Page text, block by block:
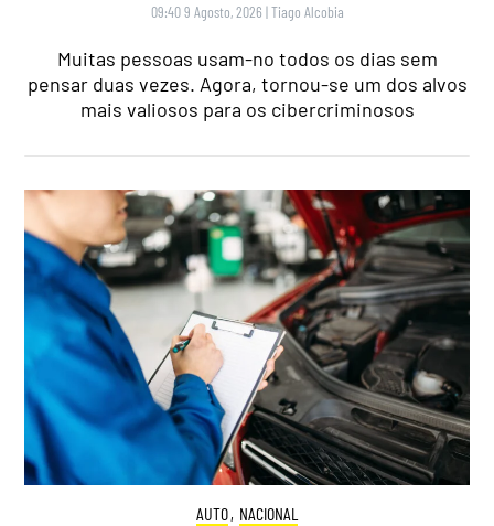
09:40 9 Agosto, 2026 |Tiago Alcobia
Muitas pessoas usam-no todos os dias sem
pensar duas vezes. Agora, tornou-se um dos alvos
mais valiosos para os cibercriminosos
AUTO, NACIONAL